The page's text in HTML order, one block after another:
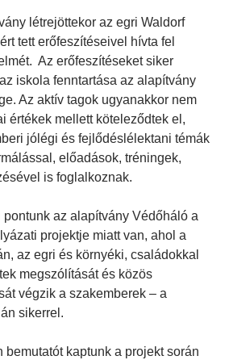
létrejöttekor az egri Waldorf
tett erőfeszítéseivel hívta fel
Az erőfeszítéseket siker
iskola fenntartása az alapítvány
Az aktív tagok ugyanakkor nem
értékek mellett köteleződtek el,
jólégi és fejlődéslélektani témák
előadások, tréningek,
is foglalkoznak.
az alapítvány Védőháló a
projektje miatt van, ahol a
az egri és környéki, családokkal
megszólítását és közös
végzik a szakemberek – a
sikerrel.
bemutatót kaptunk a projekt során